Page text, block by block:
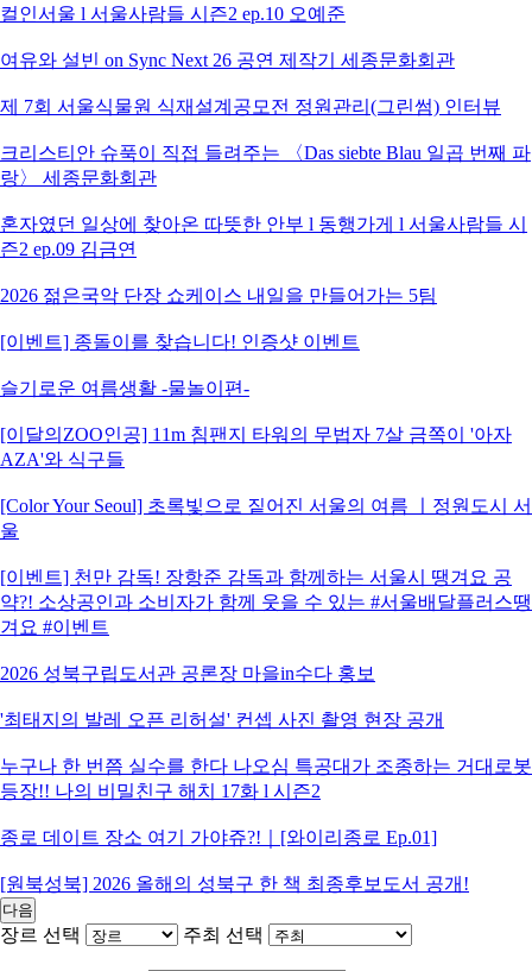
컬인서울 l 서울사람들 시즌2 ep.10 오예준
여유와 설빈 on Sync Next 26 공연 제작기 세종문화회관
제 7회 서울식물원 식재설계공모전 정원관리(그린썸) 인터뷰
크리스티안 슈푹이 직접 들려주는 〈Das siebte Blau 일곱 번째 파
랑〉 세종문화회관
혼자였던 일상에 찾아온 따뜻한 안부 l 동행가게 l 서울사람들 시
즌2 ep.09 김금연
2026 젊은국악 단장 쇼케이스 내일을 만들어가는 5팀
[이벤트] 종돌이를 찾습니다! 인증샷 이벤트
슬기로운 여름생활 -물놀이편-
[이달의ZOO인공] 11m 침팬지 타워의 무법자 7살 금쪽이 '아자
AZA'와 식구들
[Color Your Seoul] 초록빛으로 짙어진 서울의 여름 ㅣ정원도시 서
울
[이벤트] 천만 감독! 장항준 감독과 함께하는 서울시 땡겨요 공
약?! 소상공인과 소비자가 함께 웃을 수 있는 #서울배달플러스땡
겨요 #이벤트
2026 성북구립도서관 공론장 마을in수다 홍보
'최태지의 발레 오픈 리허설' 컨셉 사진 촬영 현장 공개
누구나 한 번쯤 실수를 한다 나오심 특공대가 조종하는 거대로봇
등장!! 나의 비밀친구 해치 17화 l 시즌2
종로 데이트 장소 여기 가야쥬?!｜[와이리종로 Ep.01]
[원북성북] 2026 올해의 성북구 한 책 최종후보도서 공개!
다음
장르 선택 주최 선택